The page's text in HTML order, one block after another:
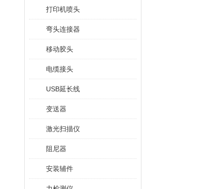
打印机喷头
弯头连接器
移动胶头
电缆接头
USB延长线
变送器
激光扫描仪
阻尼器
安装辅件